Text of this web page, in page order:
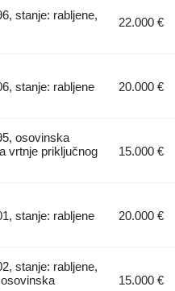
stanje: rabljene,
22.000 €
stanje: rabljene 20.000 €
osovinska
vrtnje priključnog
15.000 €
stanje: rabljene 20.000 €
stanje: rabljene,
15.000 €